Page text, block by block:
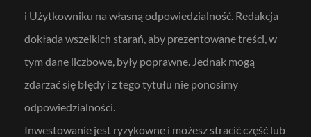
i Użytkowniku na własną odpowiedzialność. Redakcja
dokłada wszelkich starań, aby prezentowane treści, w
tym dane liczbowe, były poprawne. Jednak mogą
zdarzać się błędy i z tego tytułu nie ponosimy
odpowiedzialności.
Inwestowanie jest ryzykowne i możesz stracić część lub